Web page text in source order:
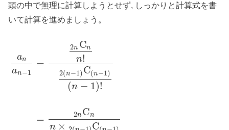
頭の中で無理に計算しようとせず, しっかりと計算式を書
いて計算を進めましょう。
an
an−1
=
2n Cn
n!
2(n−1)C(n−1)
(n − 1)!
= 2n Cn
n × C